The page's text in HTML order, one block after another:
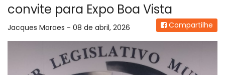
convite para Expo Boa Vista
Jacques Moraes - 08 de abril, 2026 Compartilhe